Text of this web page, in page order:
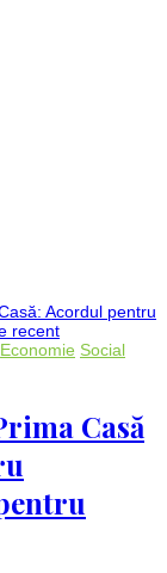
Economie Social
Casă